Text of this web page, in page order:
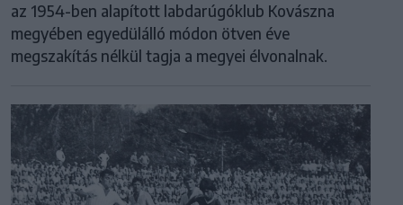
az 1954-ben alapított labdarúgóklub Kovászna
megyében egyedülálló módon ötven éve
megszakítás nélkül tagja a megyei élvonalnak.